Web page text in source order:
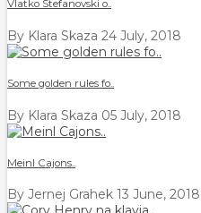
Vlatko Stefanovski o..
By Klara Skaza 24 July, 2018
Some golden rules fo..
By Klara Skaza 05 July, 2018
Meinl Cajons..
By Jernej Grahek 13 June, 2018